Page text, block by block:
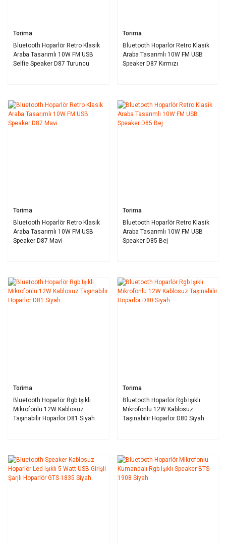
Torima
Bluetooth Hoparlör Retro Klasik
Araba Tasarımlı 10W FM USB
Selfie Speaker D87 Turuncu
Torima
Bluetooth Hoparlör Retro Klasik
Araba Tasarımlı 10W FM USB
Speaker D87 Kırmızı
Torima
Bluetooth Hoparlör Retro Klasik
Araba Tasarımlı 10W FM USB
Speaker D87 Mavi
Torima
Bluetooth Hoparlör Retro Klasik
Araba Tasarımlı 10W FM USB
Speaker D85 Bej
Torima
Bluetooth Hoparlör Rgb Işıklı
Mikrofonlu 12W Kablosuz
Taşınabilir Hoparlör D81 Siyah
Torima
Bluetooth Hoparlör Rgb Işıklı
Mikrofonlu 12W Kablosuz
Taşınabilir Hoparlör D80 Siyah